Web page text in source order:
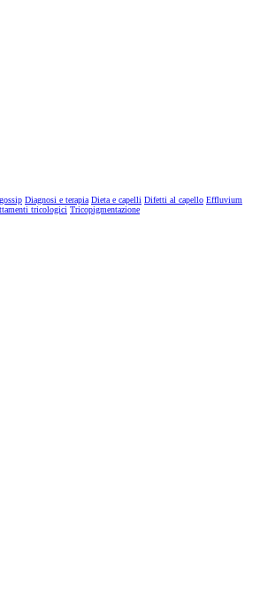
Diagnosi e terapia Dieta e capelli Difetti al capello Effluvium
tricologici Tricopigmentazione